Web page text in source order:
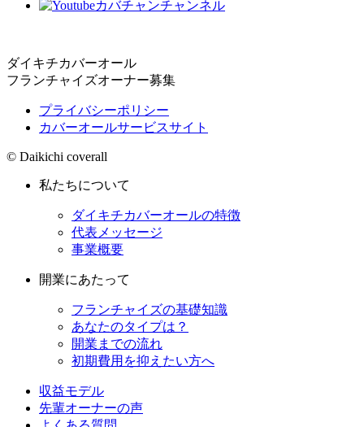
ダイキチカバーオール
フランチャイズオーナー募集
プライバシーポリシー
カバーオールサービスサイト
© Daikichi coverall
私たちについて
ダイキチカバーオールの特徴
代表メッセージ
事業概要
開業にあたって
フランチャイズの基礎知識
あなたのタイプは？
開業までの流れ
初期費用を抑えたい方へ
収益モデル
先輩オーナーの声